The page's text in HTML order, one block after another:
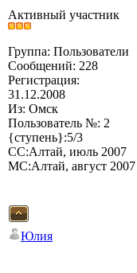
Активный участник
Группа: Пользователи
Сообщений: 228
Регистрация:
31.12.2008
Из: Омск
Пользователь №: 2
{ступень}:5/3
СС:Алтай, июль 2007
МС:Алтай, август 2007
Юлия